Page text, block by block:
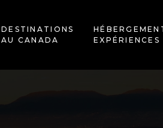
DESTINATIONS
AU CANADA
EXPÉRIENCES